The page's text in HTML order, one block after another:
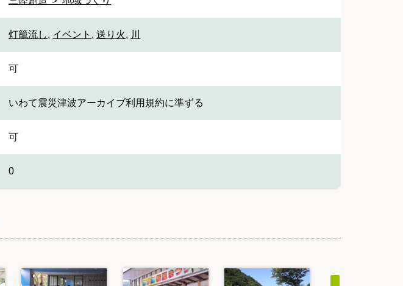
灯籠流し, イベント , 送り火, 川
可
いわて震災津波アーカイブ利用規約に準ずる
可
0